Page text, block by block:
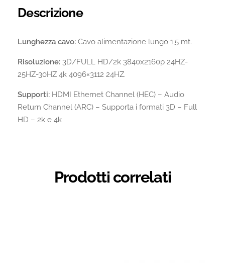
Descrizione
Lunghezza cavo: Cavo alimentazione lungo 1,5 mt.
Risoluzione: 3D/FULL HD/2k 3840x2160p 24HZ-
25HZ-30HZ 4k 4096×3112 24HZ.
Supporti: HDMI Ethernet Channel (HEC) – Audio
Return Channel (ARC) – Supporta i formati 3D – Full
HD – 2k e 4k
Prodotti correlati